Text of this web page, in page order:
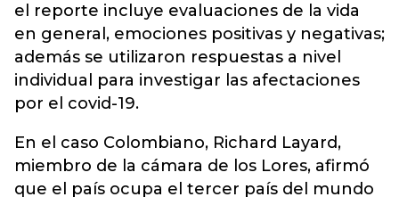
el reporte incluye evaluaciones de la vida
en general, emociones positivas y negativas;
además se utilizaron respuestas a nivel
individual para investigar las afectaciones
por el covid-19.
En el caso Colombiano, Richard Layard,
miembro de la cámara de los Lores, afirmó
que el país ocupa el tercer país del mundo